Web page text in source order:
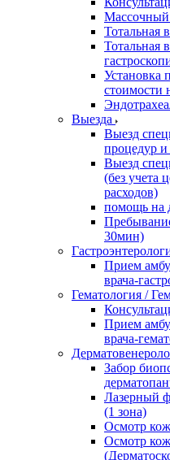
Массочный
Тотальная
Тотальная
Установка
стоимости
Выезда
Выезд
процедур и
Выезд
(без учета
расходов)
помощь на
30мин)
Прием
врача-
Гематология /
Прием
врача-
Забор
Лазерный
(1 зона)
Осмотр
Осмотр